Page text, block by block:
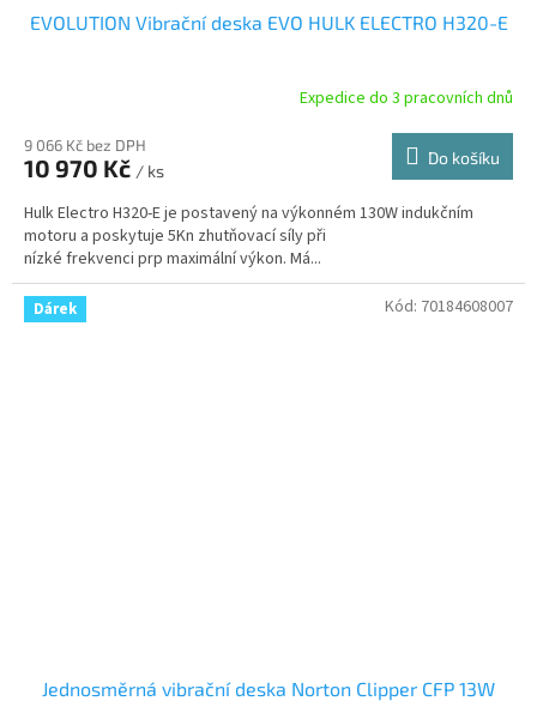
EVOLUTION Vibrační deska EVO HULK ELECTRO H320-E
Expedice do 3 pracovních dnů
9 066 Kč bez DPH
10 970 Kč / ks
Do košíku
Hulk Electro H320-E je postavený na výkonném 130W indukčním
motoru a poskytuje 5Kn zhutňovací síly při
nízké frekvenci prp maximální výkon. Má...
Dárek
Jednosměrná vibrační deska Norton Clipper CFP 13W
Kód: 70184608007